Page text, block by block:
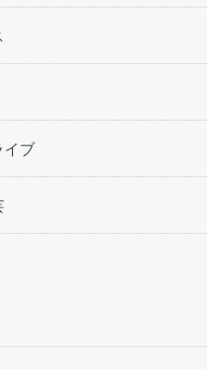
イブ